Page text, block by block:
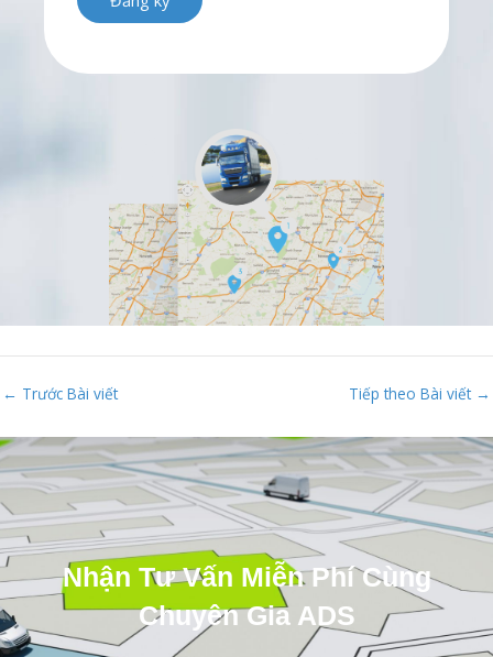
← Trước Bài viết Tiếp theo Bài viết →
Nhận Tư Vấn Miễn Phí Cùng
Chuyên Gia ADS